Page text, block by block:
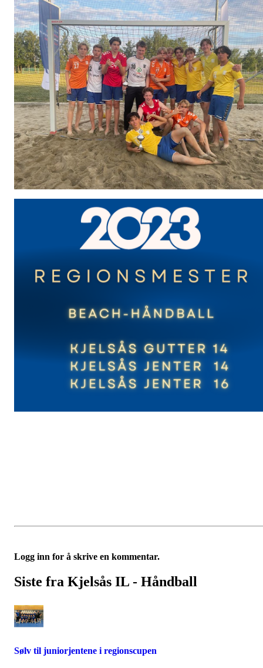
Logg inn for å skrive en kommentar.
Siste fra Kjelsås IL - Håndball
Sølv til juniorjentene i regionscupen